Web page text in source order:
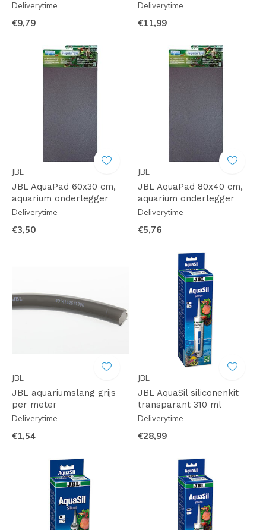
Deliverytime
€9,79
Deliverytime
€11,99
JBL
JBL AquaPad 60x30 cm,
aquarium onderlegger
Deliverytime
€3,50
JBL
JBL AquaPad 80x40 cm,
aquarium onderlegger
Deliverytime
€5,76
JBL
JBL aquariumslang grijs
per meter
Deliverytime
€1,54
JBL
JBL AquaSil siliconenkit
transparant 310 ml
Deliverytime
€28,99